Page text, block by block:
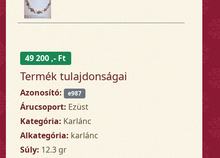
49 200 ,- Ft
Termék tulajdonságai
Azonosító: e987
Árucsoport: Ezüst
Kategória: Karlánc
Alkategória: karlánc
Súly: 12.3 gr